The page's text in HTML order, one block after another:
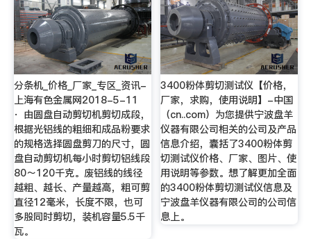
分条机_价格_厂家_专区_资讯-
上海有色金属网2018-5-11
· 由圆盘自动剪切机剪切成段，
根据光铝线的粗细和成品粉要求
的规格选择圆盘剪刀的尺寸，圆
盘自动剪切机每小时剪切铝线段
80～120千克。废铝线的线径
越粗、越长、产量越高，粗可剪
直径12毫米，长度不限，也可
多股同时剪切，装机容量5.5千
瓦。
3400粉体剪切测试仪【价格，
厂家，求购，使用说明】-中国
（cn..com）为您提供宁波盘羊
仪器有限公司相关的公司及产品
信息介绍，囊括了3400粉体剪
切测试仪价格、厂家、图片、使
用说明等参数。想了解更加全面
的3400粉体剪切测试仪信息及
宁波盘羊仪器有限公司的公司信
息上。